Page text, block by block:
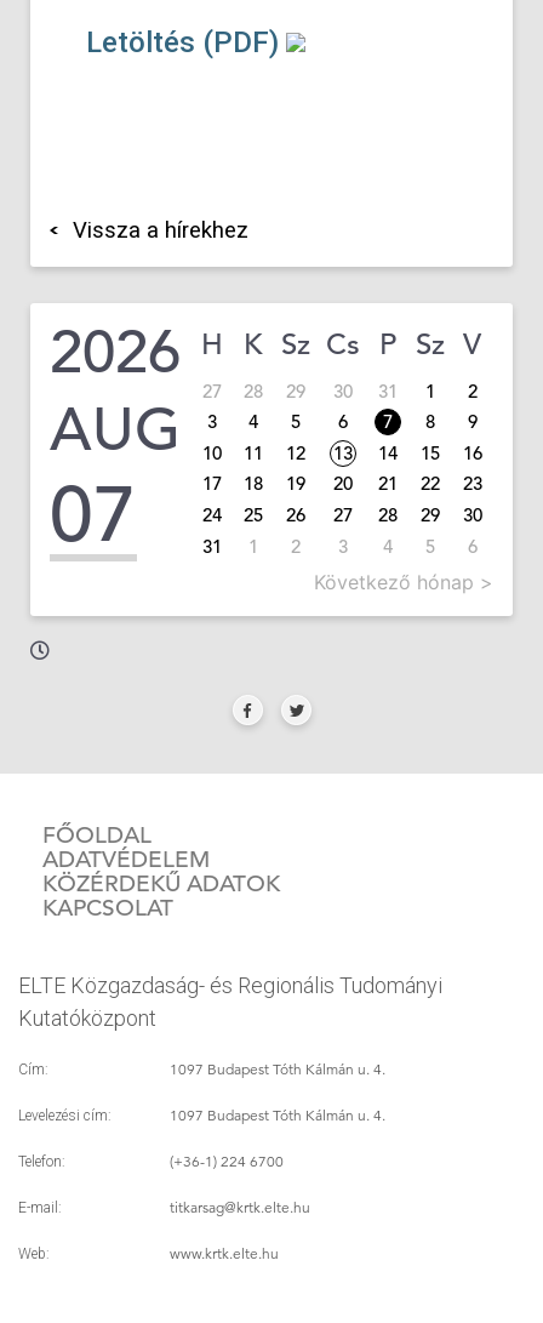
Letöltés (PDF)
Vissza a hírekhez
2026
AUG
07
H K Sz Cs P Sz V
27 28 29 30 31 1
2
3
4 5 6 7 8
9
10
11 12 13 14 15
16
17
18 19 20 21 22
23
24
25 26 27 28 29
30
31
1 2 3 4 5 6
Következő hónap >
FŐOLDAL
ADATVÉDELEM
KÖZÉRDEKŰ ADATOK
KAPCSOLAT
ELTE Közgazdaság- és Regionális Tudományi
Kutatóközpont
Cím: 1097 Budapest Tóth Kálmán u. 4.
Levelezési cím: 1097 Budapest Tóth Kálmán u. 4.
Telefon: (+36-1) 224 6700
E-mail: titkarsag@krtk.elte.hu
Web: www.krtk.elte.hu